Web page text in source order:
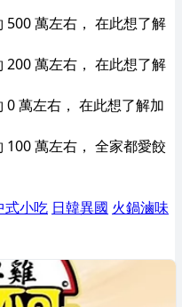
500 萬左右， 在此想了解
200 萬左右， 在此想了解
0 萬左右， 在此想了解加
100 萬左右， 全家都愛餃
式小吃 日韓異國 火鍋滷味